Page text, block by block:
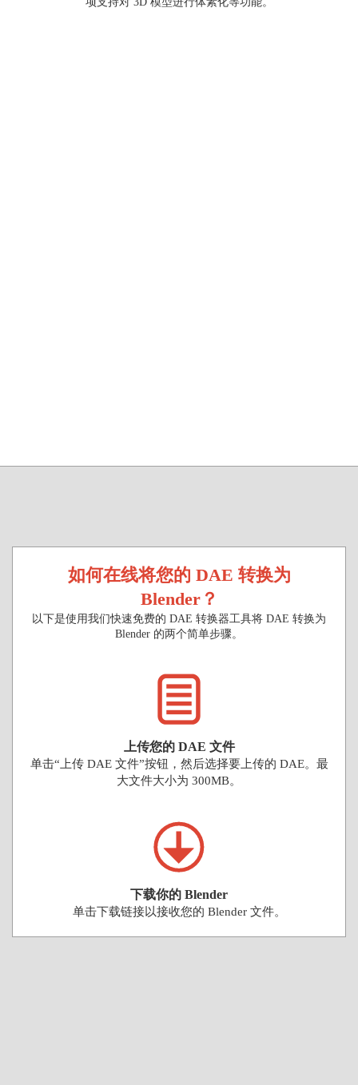
如何在线将您的 DAE 转换为
Blender？
以下是使用我们快速免费的 DAE 转换器工具将 DAE 转换为
Blender 的两个简单步骤。
上传您的 DAE 文件
单击“上传 DAE 文件”按钮，然后选择要上传的 DAE。最
大文件大小为 300MB。
下载你的 Blender
单击下载链接以接收您的 Blender 文件。